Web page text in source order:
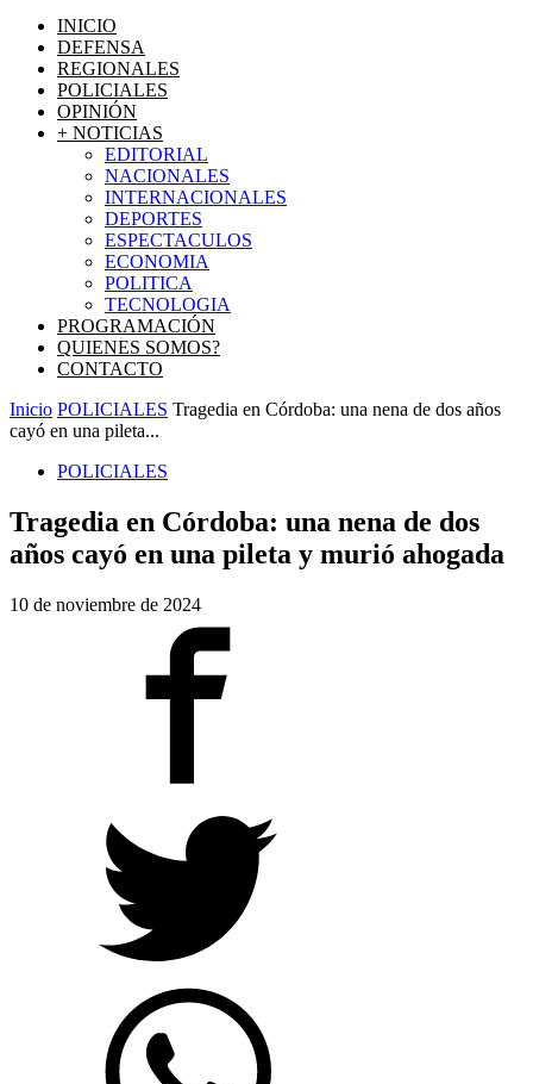
INICIO
DEFENSA
REGIONALES
POLICIALES
OPINIÓN
+ NOTICIAS
EDITORIAL
NACIONALES
INTERNACIONALES
DEPORTES
ESPECTACULOS
ECONOMIA
POLITICA
TECNOLOGIA
PROGRAMACIÓN
QUIENES SOMOS?
CONTACTO
Inicio POLICIALES Tragedia en Córdoba: una nena de dos años
cayó en una pileta...
POLICIALES
Tragedia en Córdoba: una nena de dos
años cayó en una pileta y murió ahogada
10 de noviembre de 2024